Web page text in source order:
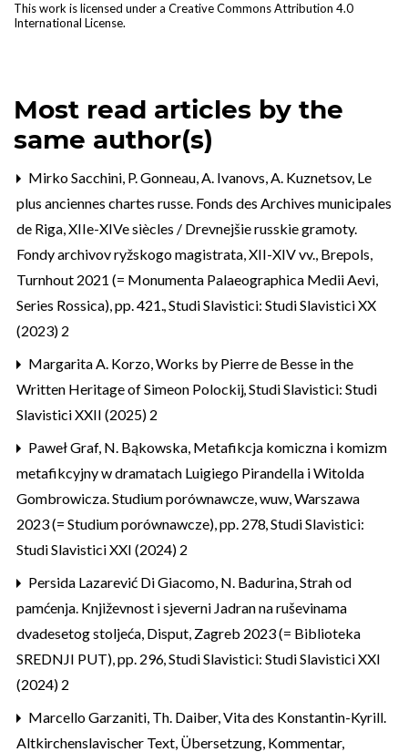
This work is licensed under a Creative Commons Attribution 4.0
International License.
Most read articles by the
same author(s)
Mirko Sacchini, P. Gonneau, A. Ivanovs, A. Kuznetsov, Le
plus anciennes chartes russe. Fonds des Archives municipales
de Riga, XIIe-XIVe siècles / Drevnejšie russkie gramoty.
Fondy archivov ryžskogo magistrata, XII-XIV vv., Brepols,
Turnhout 2021 (= Monumenta Palaeographica Medii Aevi,
Series Rossica), pp. 421.,Studi Slavistici: Studi Slavistici XX
(2023) 2
Margarita A. Korzo,Works by Pierre de Besse in the
Written Heritage of Simeon Polockij,Studi Slavistici: Studi
Slavistici XXII (2025) 2
Paweł Graf, N. Bąkowska, Metafikcja komiczna i komizm
metafikcyjny w dramatach Luigiego Pirandella i Witolda
Gombrowicza. Studium porównawcze, wuw, Warszawa
2023 (= Studium porównawcze), pp. 278,Studi Slavistici:
Studi Slavistici XXI (2024) 2
Persida Lazarević Di Giacomo, N. Badurina, Strah od
pamćenja. Književnost i sjeverni Jadran na ruševinama
dvadesetog stoljeća, Disput, Zagreb 2023 (= Biblioteka
SREDNJI PUT), pp. 296,Studi Slavistici: Studi Slavistici XXI
(2024) 2
Marcello Garzaniti, Th. Daiber, Vita des Konstantin-Kyrill.
Altkirchenslavischer Text, Übersetzung, Kommentar,